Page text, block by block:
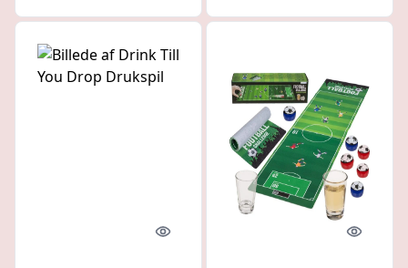
Quick look Quick